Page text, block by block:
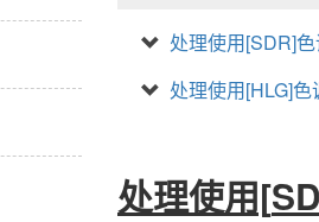
处理使用[SDR]
处理使用[HLG]色
处理使用[